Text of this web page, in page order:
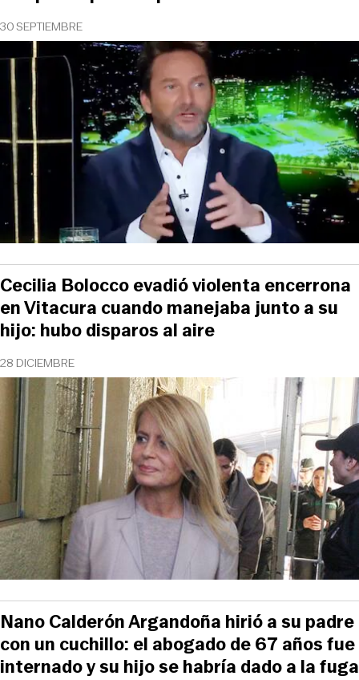
30 SEPTIEMBRE
28 DICIEMBRE
Cecilia Bolocco evadió violenta encerrona
en Vitacura cuando manejaba junto a su
hijo: hubo disparos al aire
Nano Calderón Argandoña hirió a su padre
con un cuchillo: el abogado de 67 años fue
internado y su hijo se habría dado a la fuga